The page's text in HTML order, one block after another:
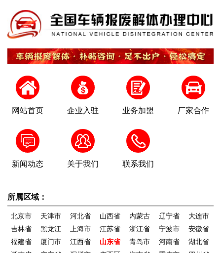
网站首页 企业入驻 业务加盟 厂家合作
新闻动态 关于我们 联系我们
所属区域：
北京市 天津市 河北省 山西省 内蒙古 辽宁省
大连市
吉林省
黑龙江 上海市 江苏省 浙江省 宁波市
安徽省
福建省
厦门市 江西省 山东省 青岛市 河南省
湖北省